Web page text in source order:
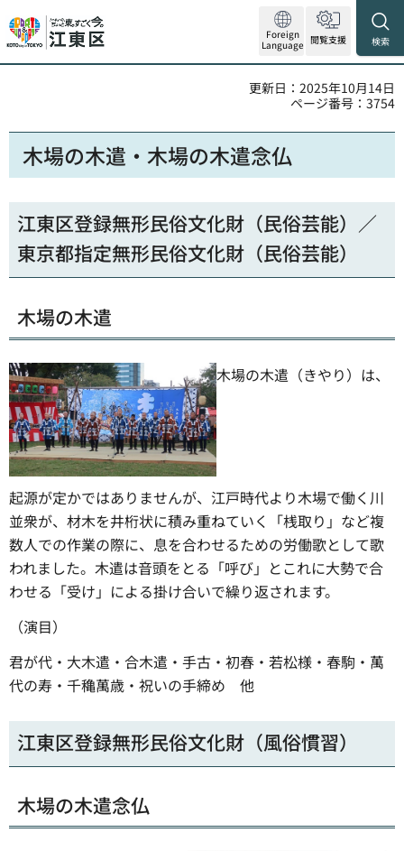
Foreign
Language 閲覧支援 検索
更新日：2025年10月14日
ページ番号：3754
木場の木遣・木場の木遣念仏
江東区登録無形民俗文化財（民俗芸能）／
東京都指定無形民俗文化財（民俗芸能）
木場の木遣
木場の木遣（きやり）は、
起源が定かではありませんが、江戸時代より木場で働く川
並衆が、材木を井桁状に積み重ねていく「桟取り」など複
数人での作業の際に、息を合わせるための労働歌として歌
われました。木遣は音頭をとる「呼び」とこれに大勢で合
わせる「受け」による掛け合いで繰り返されます。
（演目）
君が代・大木遣・合木遣・手古・初春・若松様・春駒・萬
代の寿・千穐萬歳・祝いの手締め 他
江東区登録無形民俗文化財（風俗慣習）
木場の木遣念仏